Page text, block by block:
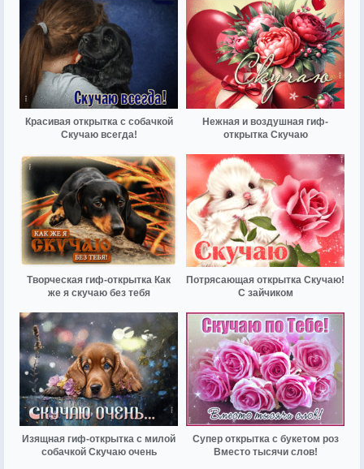
Красивая открытка с собачкой
Скучаю всегда!
Нежная и воздушная гиф-
открытка Скучаю
Творческая гиф-открытка Как
же я скучаю без тебя
Потрясающая открытка Скучаю!
С зайчиком
Изящная гиф-открытка с милой
собачкой Скучаю очень
Супер открытка с букетом роз
Вместо тысячи слов!